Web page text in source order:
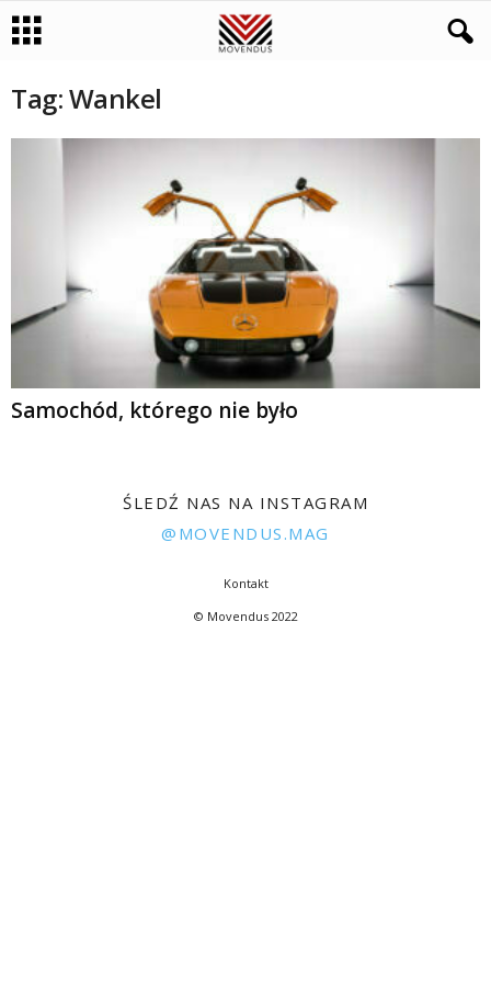
Tag: Wankel
Samochód, którego nie było
ŚLEDŹ NAS NA INSTAGRAM
@MOVENDUS.MAG
Kontakt
© Movendus 2022